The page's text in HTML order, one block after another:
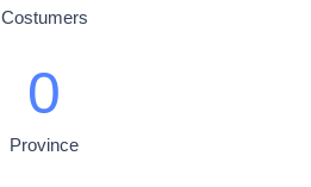
Costumers
Province
0